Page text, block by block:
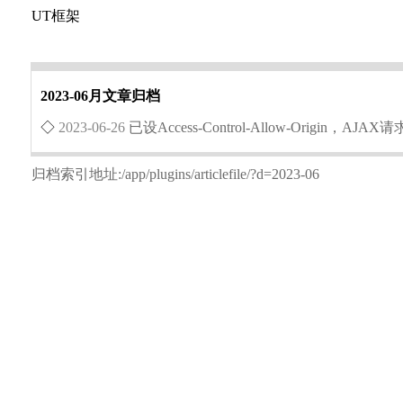
UT框架
2023-06月文章归档
◇ 2023-06-26 已设Access-Control-Allow-Origin，AJAX请
归档索引地址:/app/plugins/articlefile/?d=2023-06